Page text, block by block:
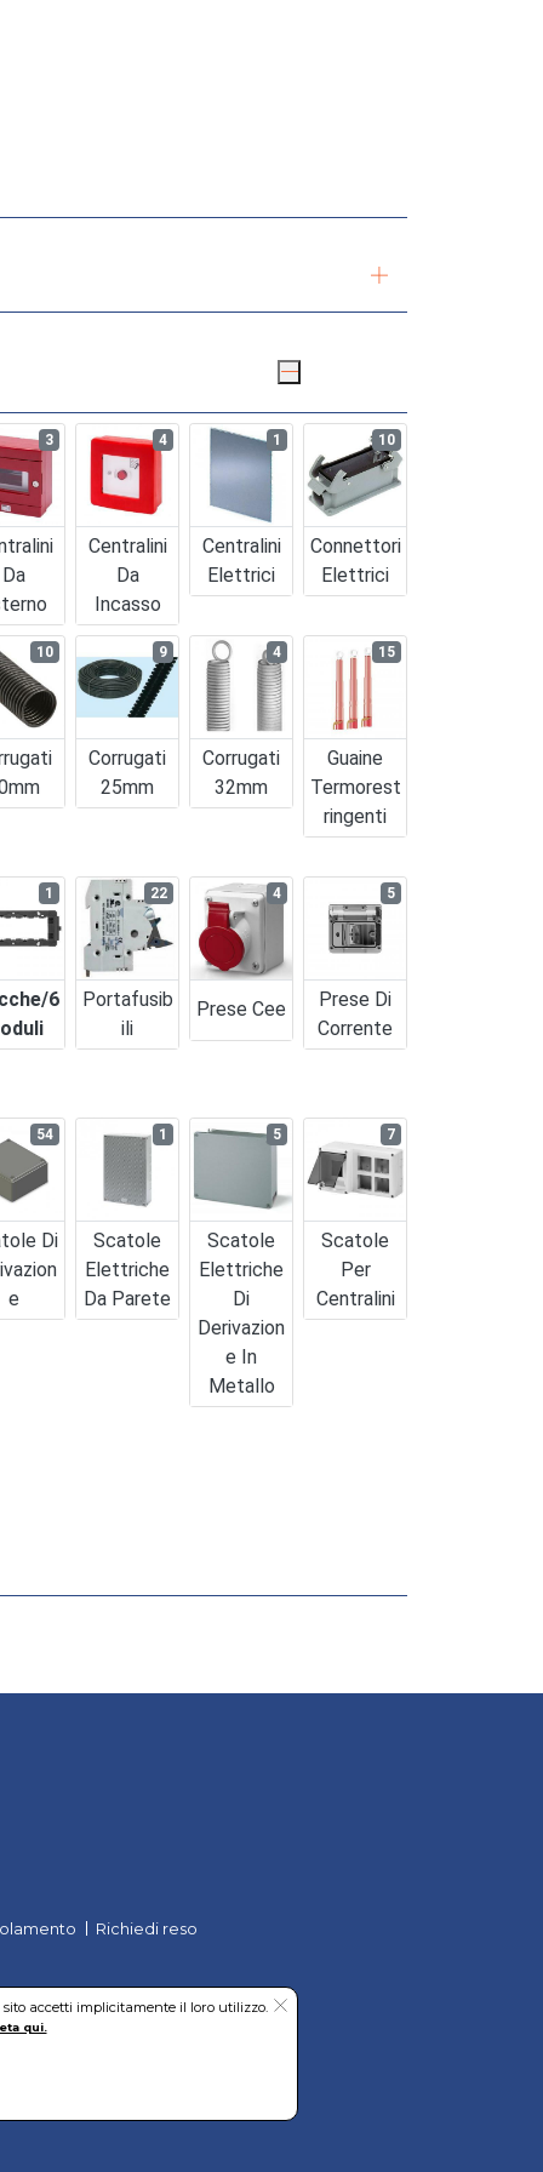
Da
3
Centralini
Da
Incasso
4
Centralini
Elettrici
1
Connettori
Elettrici
10
10
Corrugati
25mm
9
Corrugati
32mm
4
Guaine
Termorest
Ringenti
15
6
1
Portafusib
Ili
22
Prese Cee
4
Prese Di
Corrente
5
Di
E
54
Scatole
Elettriche
Da Parete
1
Scatole
Elettriche
Di
Derivazion
E In
Metallo
5
Scatole
Per
Centralini
7
Richiedi reso
accetti implicitamente il loro utilizzo.
qui.